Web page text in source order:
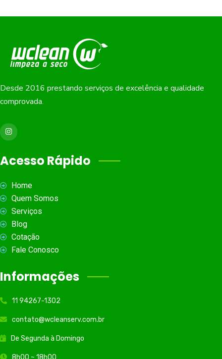
Desde 2016 prestando serviços de excelência e qualidade
comprovada.
Acesso Rápido
Home
Quem Somos
Serviços
Blog
Cotação
Fale Conosco
Informações
11 94267-1302
contato@wcleanserv.com.br
De Segunda à Domingo
8h00 ~ 18h00